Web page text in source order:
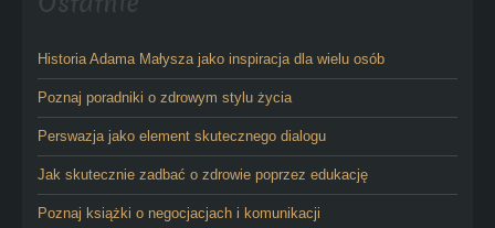
Historia Adama Małysza jako inspiracja dla wielu osób
Poznaj poradniki o zdrowym stylu życia
Perswazja jako element skutecznego dialogu
Jak skutecznie zadbać o zdrowie poprzez edukację
Poznaj książki o negocjacjach i komunikacji